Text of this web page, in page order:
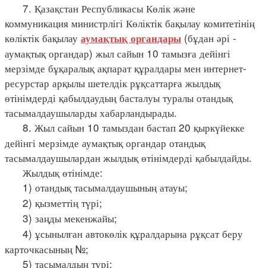
7. Қазақстан Республикасы Көлік және
коммуникация министрлігі Көліктік бақылау комитетінің
көліктік бақылау аумақтық органдары (бұдан әрі -
аумақтық органдар) жыл сайын 10 тамызға дейінгі
мерзімде бұқаралық ақпарат құралдары мен интернет-
ресурстар арқылы шетелдік рұқсаттарға жылдық
өтінімдерді қабылдаудың басталуы туралы отандық
тасымалдаушыларды хабарландырады.
8. Жыл сайын 10 тамыздан бастап 20 қыркүйекке
дейінгі мерзімде аумақтық органдар отандық
тасымалдаушылардан жылдық өтінімдерді қабылдайды.
Жылдық өтінімде:
1) отандық тасымалдаушының атауы;
2) қызметтің түрі;
3) заңды мекенжайы;
4) ұсынылған автокөлік құралдарына рұқсат беру
карточкасының №;
5) тасымалдың түрі;